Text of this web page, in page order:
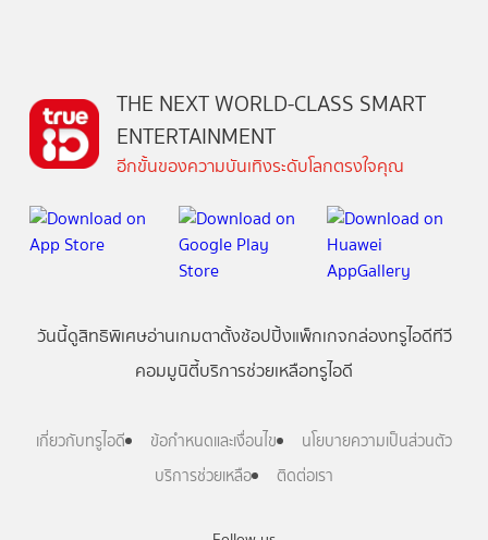
THE NEXT WORLD-CLASS SMART
ENTERTAINMENT
อีกขั้นของความบันเทิงระดับโลกตรงใจคุณ
วันนี้ดูสิทธิพิเศษอ่านเกมตาตั้งช้อปปิ้งแพ็กเกจกล่องทรูไอดีทีวี
คอมมูนิตี้บริการช่วยเหลือทรูไอดี
เกี่ยวกับทรูไอดี ข้อกำหนดและเงื่อนไข
นโยบายความเป็นส่วนตัว
บริการช่วยเหลือ
ติดต่อเรา